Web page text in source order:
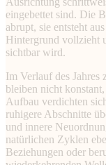
eingebettet sind. Die
abrupt, sie entsteht
Hintergrund vollzieht
sichtbar wird.
Im Verlauf des Jahres
bleiben nicht
Aufbau verdichten
ruhigere Abschnitte
und innere
natürlichen Zyklen
Beziehungen oder